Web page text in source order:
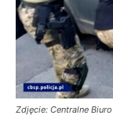
Zdjęcie: Centralne